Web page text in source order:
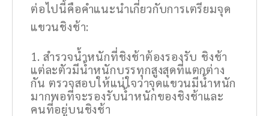
ต่อไปนี้คือคำแนะนำเกี่ยวกับการเตรียมจุด
แขวนชิงช้า:
สำรวจน้ำหนักที่ชิงช้าต้องรองรับ ชิงช้า
แต่ละตัวมีน้ำหนักบรรทุกสูงสุดที่แตกต่าง
กัน ตรวจสอบให้แน่ใจว่าจุดแขวนมีน้ำหนัก
มากพอที่จะรองรับน้ำหนักของชิงช้าและ
คนที่อยู่บนชิงช้า